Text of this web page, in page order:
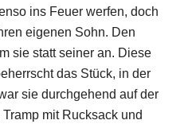
ins Feuer werfen, doch
eigenen Sohn. Den
sie statt seiner an. Diese
das Stück, in der
sie durchgehend auf der
mit Rucksack und